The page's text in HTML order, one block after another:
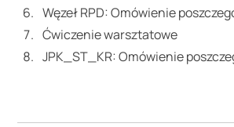
Węzeł RPD: Omówienie
Ćwiczenie warsztatowe
JPK_ST_KR: Omówienie